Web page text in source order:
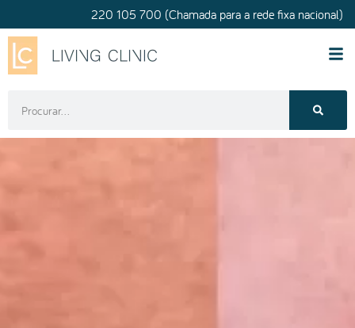
220 105 700 (Chamada para a rede fixa nacional)